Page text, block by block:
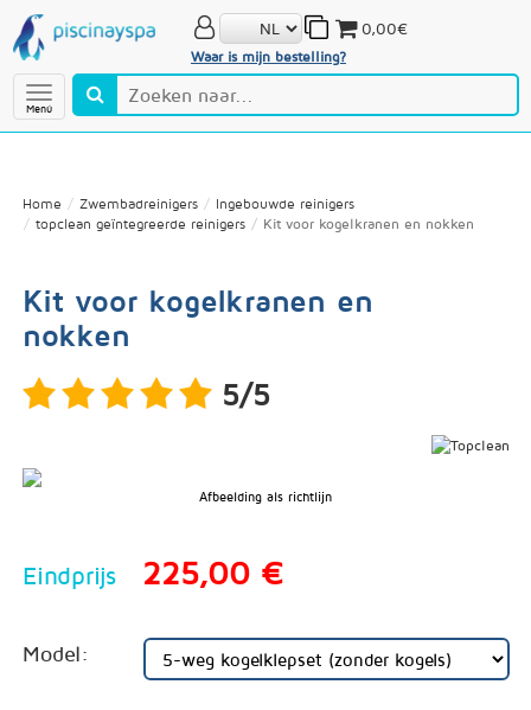
Menú
Waar is mijn bestelling?
0,00€
Home Zwembadreinigers
Ingebouwde reinigers
topclean geïntegreerde reinigers
Kit voor kogelkranen en nokken
Kit voor kogelkranen en
nokken
5/5
Afbeelding als richtlijn
Eindprijs 225,00 €
Model: